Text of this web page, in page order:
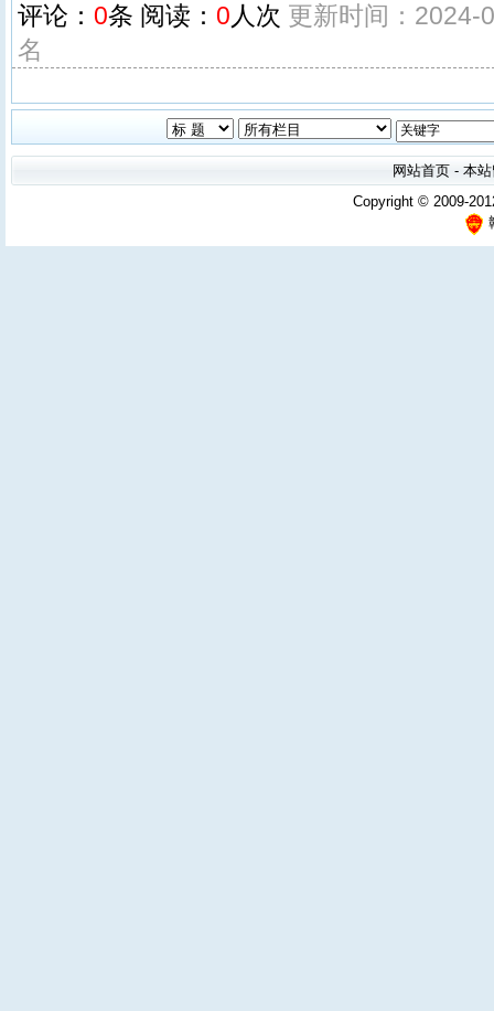
评论： 0条 阅读： 0 人次 更新时间：2024-
名
网站首页- 本
Copyright © 2009-